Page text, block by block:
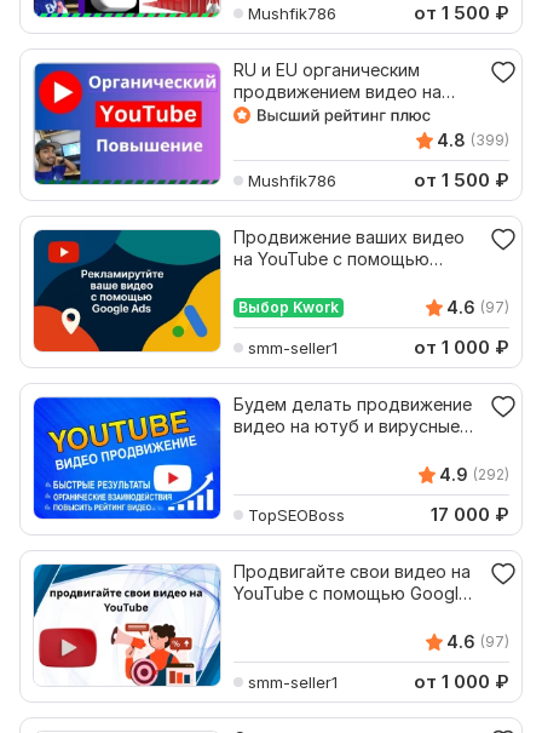
Mushfik786 от 1 500 ₽
RU и EU органическим
продвижением видео на
YouTube, рекламой в Google
4.8 (399)
Mushfik786 от 1 500 ₽
Продвижение ваших видео
на YouTube с помощью
Выбор Kwork 4.6 (97)
smm-seller1 от 1 000 ₽
Будем делать продвижение
видео на ютуб и вирусные
4.9 (292)
TopSEOBoss 17 000 ₽
Продвигайте свои видео на
YouTube с помощью Google
4.6 (97)
smm-seller1 от 1 000 ₽